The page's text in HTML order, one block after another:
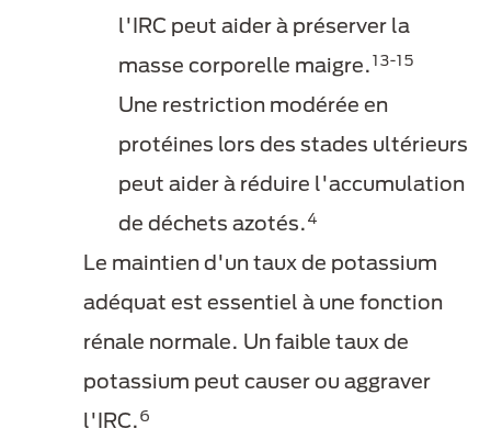
l'IRC peut aider à préserver la
masse corporelle maigre.13-15
Une restriction modérée en
protéines lors des stades ultérieurs
peut aider à réduire l'accumulation
de déchets azotés.4
Le maintien d'un taux de potassium
adéquat est essentiel à une fonction
rénale normale. Un faible taux de
potassium peut causer ou aggraver
l'IRC.6